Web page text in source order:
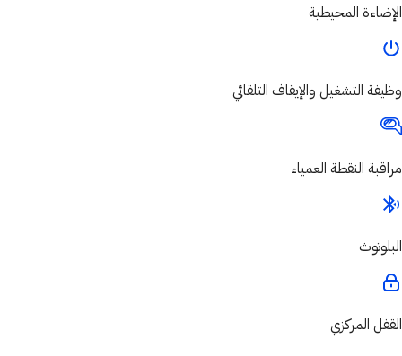
الإضاءة المحيطية
وظيفة التشغيل والإيقاف التلقائي
مراقبة النقطة العمياء
البلوتوث
القفل المركزي